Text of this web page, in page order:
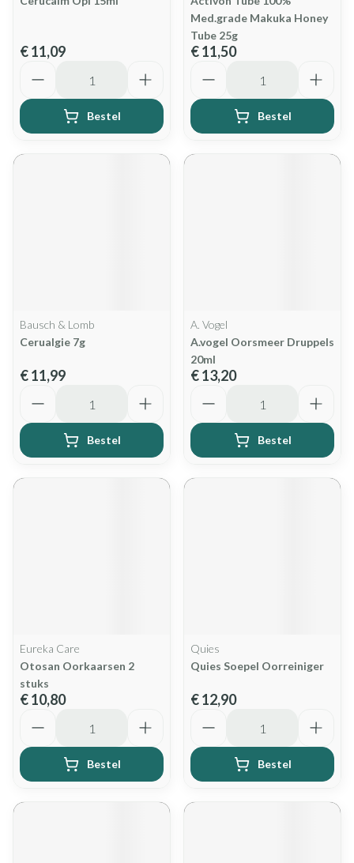
€ 11,09
Bestel
Med.grade Makuka Honey
Tube 25g
€ 11,50
Bestel
Bausch & Lomb
Cerualgie 7g
€ 11,99
Bestel
A. Vogel
A.vogel Oorsmeer Druppels
20ml
€ 13,20
Bestel
Eureka Care
Otosan Oorkaarsen 2
stuks
€ 10,80
Bestel
Quies
Quies Soepel Oorreiniger
€ 12,90
Bestel